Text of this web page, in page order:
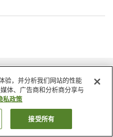
房
验，并分析我们网站的性能
体、广告商和分析商分享与
私政策
接受所有